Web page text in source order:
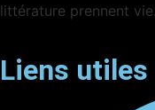
littérature prennent
Liens utiles